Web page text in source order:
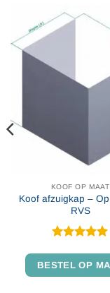
KOOF OP MAAT
Koof afzuigkap –
RVS
4.85
uit 5
BESTEL OP